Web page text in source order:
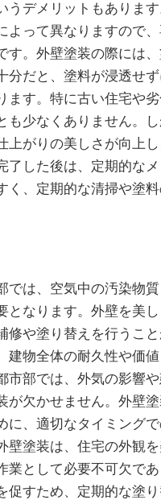
うデメリットもありま
よって異なりますので
す。外壁塗装の際には
分だと、塗料が浸透せ
ます。特に古い住宅や
も少なくありません。
上がりの美しさが向上
了した後は、定期的な
く、定期的な清掃や塗
では、空気中の汚染物
となります。外壁を美
修や塗り替えを行うこ
建物全体の耐久性や価
市部では、外気の影響
が欠かせません。外壁
に、適切なタイミング
壁塗装は、住宅の外観
業として必要不可欠で
促すため、定期的な塗り